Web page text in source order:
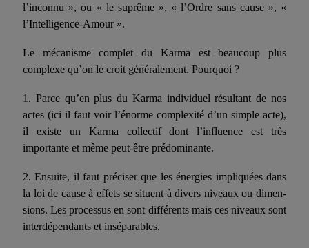
l’inconnu », ou « le suprême », « l’Or­dre sans cause », «
l’Intelligence-Amour ».
Le mécanisme complet du Karma est beaucoup plus
complexe qu’on le croit généralement. Pourquoi ?
1. Parce qu’en plus du Karma individuel résultant de nos
actes (ici il faut voir l’énorme complexité d’un simple acte),
il existe un Karma collectif dont l’influence est très
importante et même peut-être prédominante.
2.Ensuite, il faut préciser que les énergies impliquées dans
la loi de cause à effets se situent à divers niveaux ou dimen­
sions. Les processus en sont différents mais ces niveaux sont
interdépendants et inséparables.